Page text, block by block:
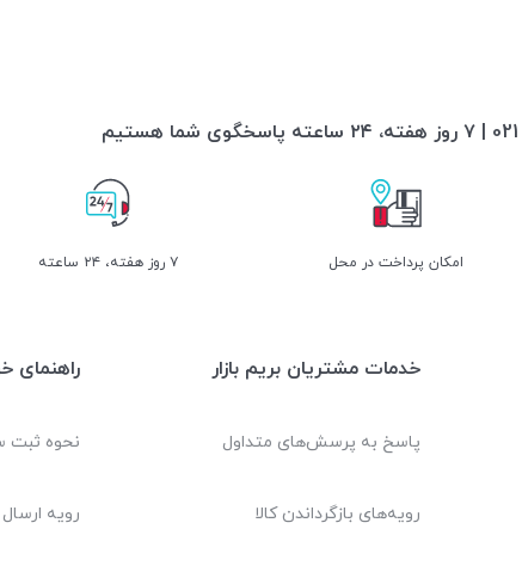
امکان پرداخت در محل ۷ روز ﻫﻔﺘﻪ، ۲۴ ﺳﺎﻋﺘﻪ
خدمات مشتریان بریم بازار
پاسخ به پرسش‌های متداول
رویه‌های بازگرداندن کالا
راهنمای
نحوه ثبت
رویه